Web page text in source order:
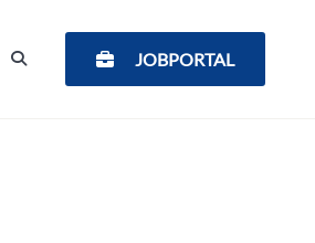
JOBPORTAL